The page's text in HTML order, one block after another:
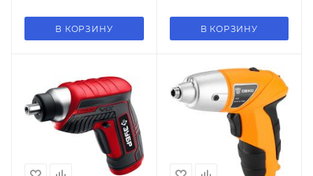
В КОРЗИНУ В КОРЗИНУ